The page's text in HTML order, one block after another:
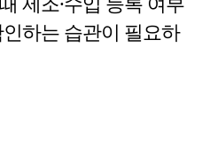
하는 습관이 필요하